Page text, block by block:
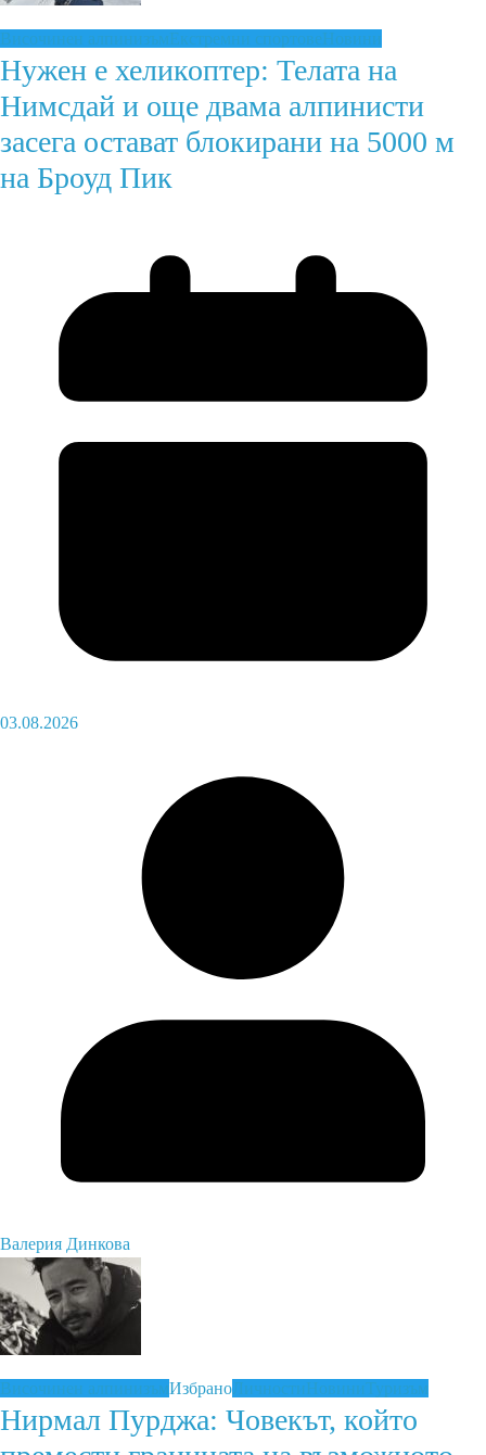
Височинен алпинизъмЕкстремни спортовеНовини
Нужен е хеликоптер: Телата на
Нимсдай и още двама алпинисти
засега остават блокирани на 5000 м
на Броуд Пик
03.08.2026
Валерия Динкова
Височинен алпинизъмИзбраноЛичности Новини Туризъм
Нирмал Пурджа: Човекът, който